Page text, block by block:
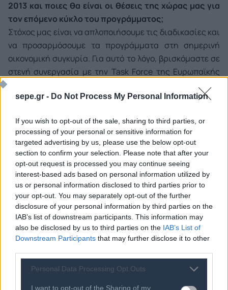
sepe.gr - Do Not Process My Personal Information
If you wish to opt-out of the sale, sharing to third parties, or
processing of your personal or sensitive information for
targeted advertising by us, please use the below opt-out
section to confirm your selection. Please note that after your
opt-out request is processed you may continue seeing
interest-based ads based on personal information utilized by
us or personal information disclosed to third parties prior to
your opt-out. You may separately opt-out of the further
disclosure of your personal information by third parties on the
IAB’s list of downstream participants. This information may
also be disclosed by us to third parties on the IAB’s List of
Downstream Participants that may further disclose it to other
Personal Data Processing Opt Outs
I want to opt-out of the Sharing of my
2013 και ποιες θα είναι οι θέσεις της χώρας μας για
τον επόμενο κύκλο του προγράμματος;
Στόχος μας είναι να απλοποιήσουμε τις διαδικασίες και
να προσαρμόσουμε τα προγράμματα στη σημερινή
οικονομική συγκυρία. Για αυτό το λόγο, βρισκόμαστε σε
στενή συνεργασία με την Task Force της Ευρωπαϊκής
Ένωσης για την Ελλάδα και διαμορφώνουμε από κοινού
ένα βασικό σχέδιο για την απλοποίηση των πολύπλοκων
Διαρθρωτικών Ταμείων. Στο πλαίσιο αυτό, καταργούμε
όσες διαδικασίες δεν χρειάζονται και μειώνουμε τις
απαιτούμενες υπογραφές και τα κριτήρια για την
ένταξη ενός έργου στο ΕΣΠΑ, μέχρι τέλους του
τρέχοντος έτους.
Εξορθολογίζουμε το σύστημα χρηματοδότησης έως το
τέλος του 2012 και της διαχείρισης των έργων μέχρι την
31η Μαρτίου 2013. Παράλληλα αναθεωρούμε τα
προγράμματα του ΕΣΠΑ, που αφορά στα έτη 2007 -2013,
ώστε να προσαρμοστούν στις ανάγκες των σημερινών
οικονομικών απαιτήσεων, δίνοντας ιδιαίτερη έμφαση
σε μέτρα προώθησης της επιχειρηματικότητας και